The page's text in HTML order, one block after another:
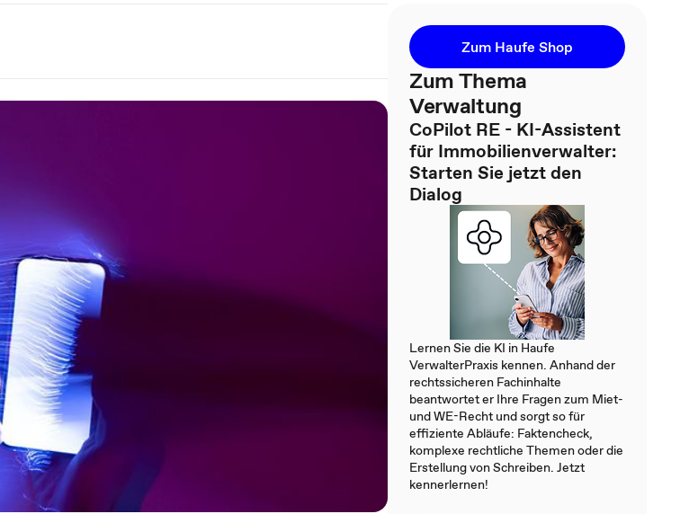
Zum Haufe Shop
Zum Thema
Verwaltung
CoPilot RE - KI-Assistent
für Immobilienverwalter:
Starten Sie jetzt den
Dialog
Lernen Sie die KI in Haufe
VerwalterPraxis kennen. Anhand der
rechtssicheren Fachinhalte
beantwortet er Ihre Fragen zum Miet-
und WE-Recht und sorgt so für
effiziente Abläufe: Faktencheck,
komplexe rechtliche Themen oder die
Erstellung von Schreiben. Jetzt
kennerlernen!